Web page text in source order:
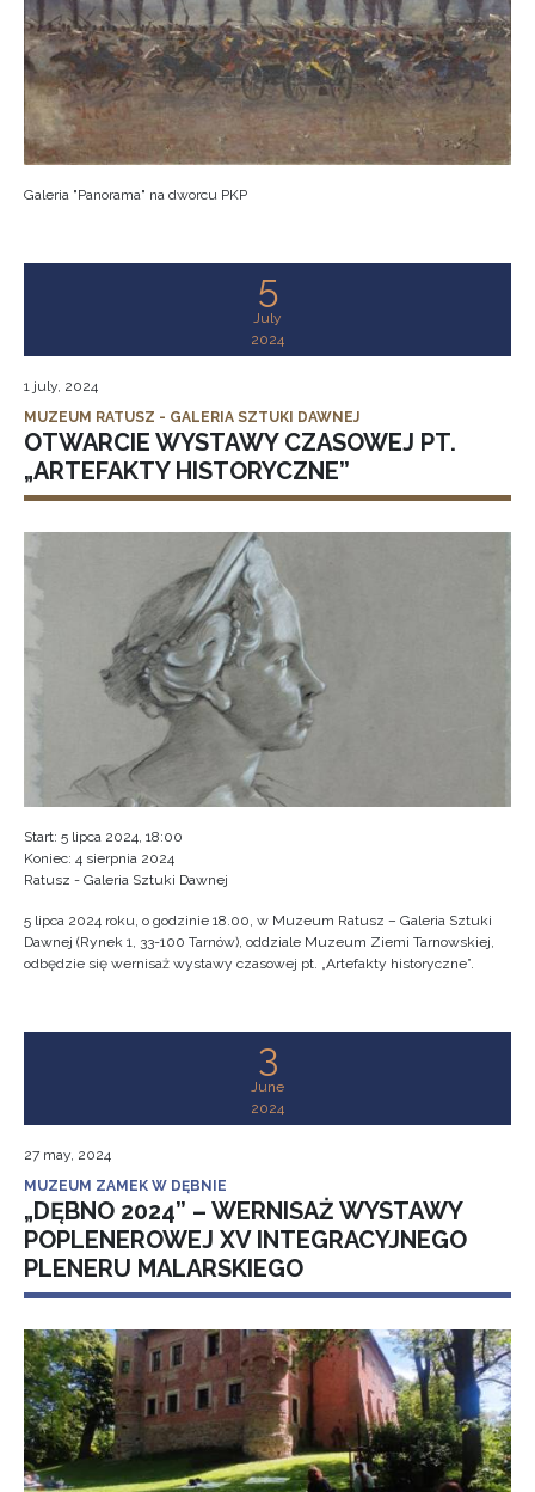
Galeria "Panorama" na dworcu PKP
5
July
2024
1 july, 2024
MUZEUM RATUSZ - GALERIA SZTUKI DAWNEJ
OTWARCIE WYSTAWY CZASOWEJ PT.
„ARTEFAKTY HISTORYCZNE”
Start: 5 lipca 2024, 18:00
Koniec: 4 sierpnia 2024
Ratusz - Galeria Sztuki Dawnej
5 lipca 2024 roku, o godzinie 18.00, w Muzeum Ratusz – Galeria Sztuki
Dawnej (Rynek 1, 33-100 Tarnów), oddziale Muzeum Ziemi Tarnowskiej,
odbędzie się wernisaż wystawy czasowej pt. „Artefakty historyczne”.
3
June
2024
27 may, 2024
MUZEUM ZAMEK W DĘBNIE
„DĘBNO 2024” – WERNISAŻ WYSTAWY
POPLENEROWEJ XV INTEGRACYJNEGO
PLENERU MALARSKIEGO